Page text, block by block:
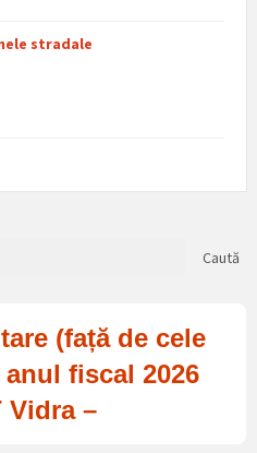
stradale
Caută
(față de cele
fiscal 2026
Vidra –